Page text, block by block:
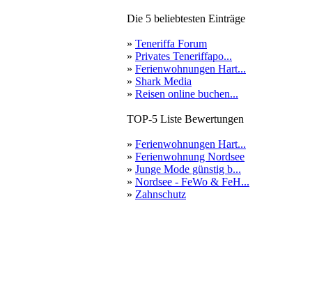
Die 5 beliebtesten Einträge
» Teneriffa Forum
» Privates Teneriffapo...
» Ferienwohnungen Hart...
» Shark Media
» Reisen online buchen...
TOP-5 Liste Bewertungen
» Ferienwohnungen Hart...
» Ferienwohnung Nordsee
» Junge Mode günstig b...
» Nordsee - FeWo & FeH...
» Zahnschutz